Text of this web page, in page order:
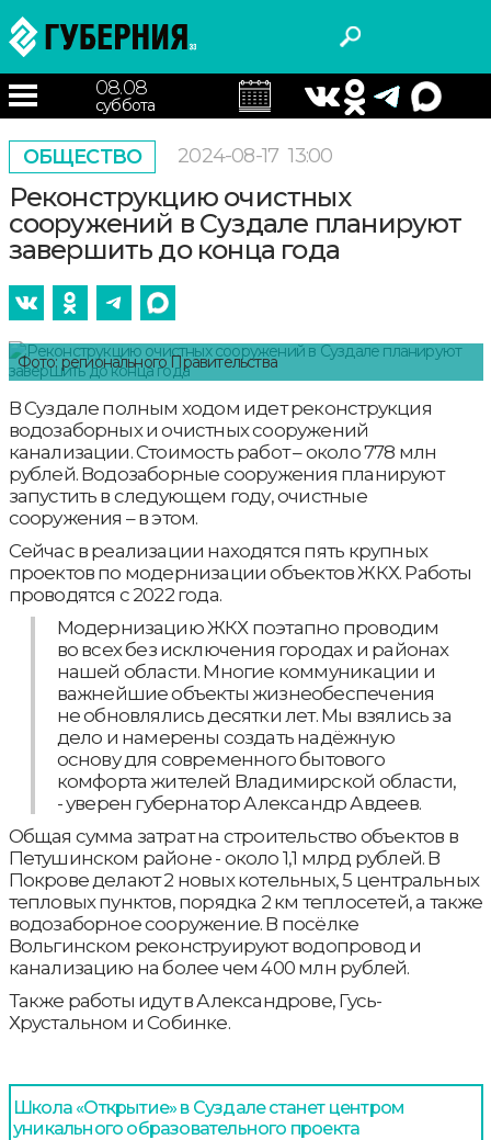
08.08
суббота
ОБЩЕСТВО 2024-08-17 13:00
Реконструкцию очистных
сооружений в Суздале планируют
завершить до конца года
Фото: регионального Правительства
В Суздале полным ходом идет реконструкция
водозаборных и очистных сооружений
канализации. Стоимость работ – около 778 млн
рублей. Водозаборные сооружения планируют
запустить в следующем году, очистные
сооружения – в этом.
Сейчас в реализации находятся пять крупных
проектов по модернизации объектов ЖКХ. Работы
проводятся с 2022 года.
Модернизацию ЖКХ поэтапно проводим
во всех без исключения городах и районах
нашей области. Многие коммуникации и
важнейшие объекты жизнеобеспечения
не обновлялись десятки лет. Мы взялись за
дело и намерены создать надёжную
основу для современного бытового
комфорта жителей Владимирской области,
- уверен губернатор Александр Авдеев.
Общая сумма затрат на строительство объектов в
Петушинском районе - около 1,1 млрд рублей. В
Покрове делают 2 новых котельных, 5 центральных
тепловых пунктов, порядка 2 км теплосетей, а также
водозаборное сооружение. В посёлке
Вольгинском реконструируют водопровод и
канализацию на более чем 400 млн рублей.
Также работы идут в Александрове, Гусь-
Хрустальном и Собинке.
Школа «Открытие» в Суздале станет центром
уникального образовательного проекта